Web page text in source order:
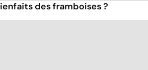
des framboises ?